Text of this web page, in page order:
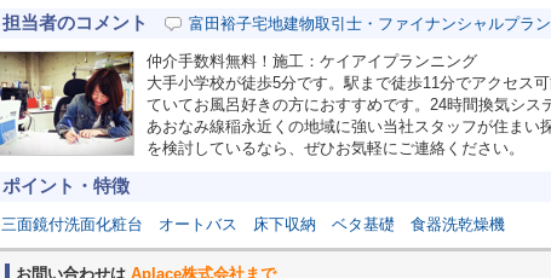
担当者のコメント 富田裕子宅地建物取引士・ファイナンシャルプラン
仲介手数料無料！施工：ケイアイプランニング
大手小学校が徒歩5分です。駅まで徒歩11分でアクセス
ていてお風呂好きの方におすすめです。24時間換気シス
あおなみ線稲永近くの地域に強い当社スタッフが住まい
を検討しているなら、ぜひお気軽にご連絡ください。
ポイント・特徴
三面鏡付洗面化粧台 オートバス 床下収納 ベタ基礎 食器洗乾燥機
お問い合わせは Aplace株式会社まで